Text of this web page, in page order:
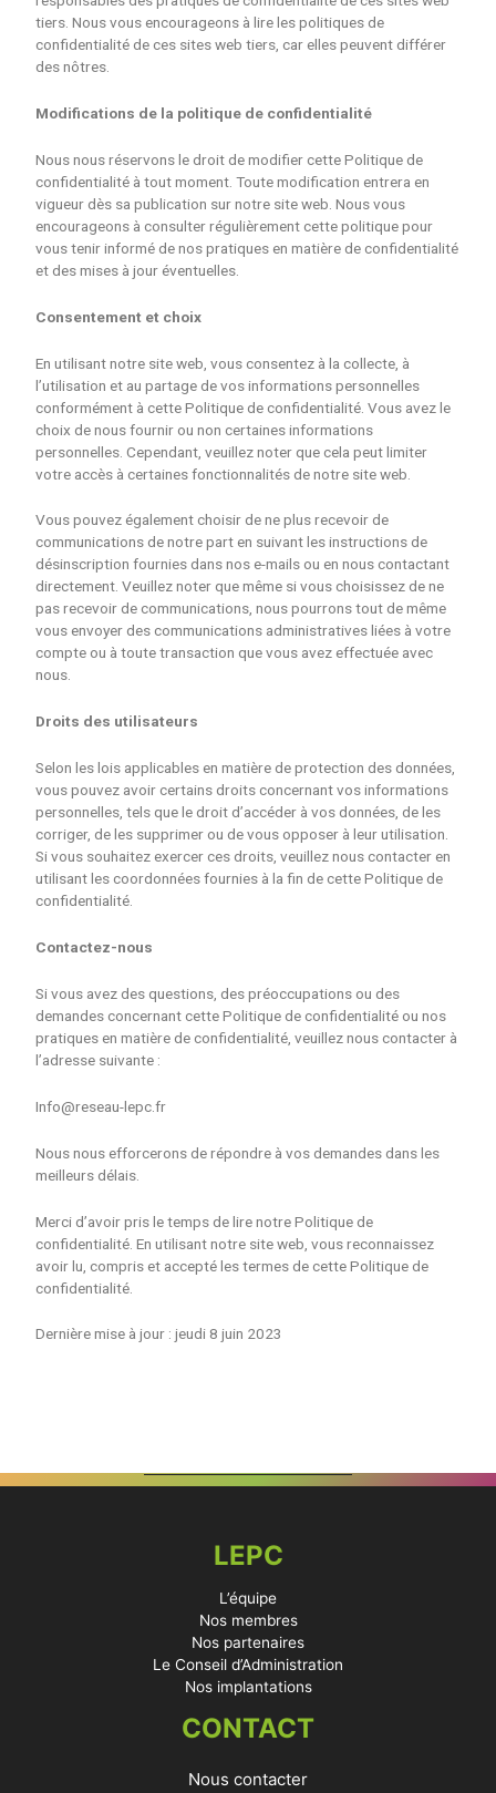
tiers. Nous vous encourageons à lire les politiques de
confidentialité de ces sites web tiers, car elles peuvent différer
des nôtres.
Modifications de la politique de confidentialité
Nous nous réservons le droit de modifier cette Politique de
confidentialité à tout moment. Toute modification entrera en
vigueur dès sa publication sur notre site web. Nous vous
encourageons à consulter régulièrement cette politique pour
vous tenir informé de nos pratiques en matière de confidentialité
et des mises à jour éventuelles.
Consentement et choix
En utilisant notre site web, vous consentez à la collecte, à
l’utilisation et au partage de vos informations personnelles
conformément à cette Politique de confidentialité. Vous avez le
choix de nous fournir ou non certaines informations
personnelles. Cependant, veuillez noter que cela peut limiter
votre accès à certaines fonctionnalités de notre site web.
Vous pouvez également choisir de ne plus recevoir de
communications de notre part en suivant les instructions de
désinscription fournies dans nos e-mails ou en nous contactant
directement. Veuillez noter que même si vous choisissez de ne
pas recevoir de communications, nous pourrons tout de même
vous envoyer des communications administratives liées à votre
compte ou à toute transaction que vous avez effectuée avec
nous.
Droits des utilisateurs
Selon les lois applicables en matière de protection des données,
vous pouvez avoir certains droits concernant vos informations
personnelles, tels que le droit d’accéder à vos données, de les
corriger, de les supprimer ou de vous opposer à leur utilisation.
Si vous souhaitez exercer ces droits, veuillez nous contacter en
utilisant les coordonnées fournies à la fin de cette Politique de
confidentialité.
Contactez-nous
Si vous avez des questions, des préoccupations ou des
demandes concernant cette Politique de confidentialité ou nos
pratiques en matière de confidentialité, veuillez nous contacter à
l’adresse suivante :
Info@reseau-lepc.fr
Nous nous efforcerons de répondre à vos demandes dans les
meilleurs délais.
Merci d’avoir pris le temps de lire notre Politique de
confidentialité. En utilisant notre site web, vous reconnaissez
avoir lu, compris et accepté les termes de cette Politique de
confidentialité.
Dernière mise à jour : jeudi 8 juin 2023
LEPC
L’équipe
Nos membres
Nos partenaires
Le Conseil d’Administration
Nos implantations
CONTACT
Nous contacter